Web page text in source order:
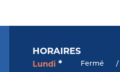
HORAIRES
Lundi * Fermé /